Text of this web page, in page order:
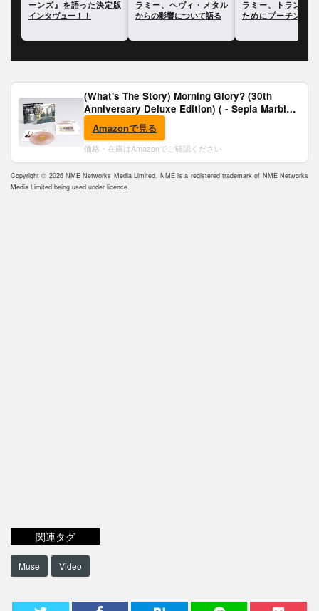
ラミー、ヘヴィ・メタル
からの影響について語る
ラミー、トランプ政権の
ためにプーチンによるウ
ラミー、今年のコ
ラでジャック・ホ
(What's The Story) Morning Glory? (30th
Anniversary Deluxe Edition) ( - Sepia Marble
Vinyl) [Analog]
Amazonで見る
価格・在庫はAmazonでご確認ください
Copyright © 2026 NME Networks Media Limited. NME is a registered trademark of NME Networks
Media Limited being used under licence.
関連タグ
Muse Video